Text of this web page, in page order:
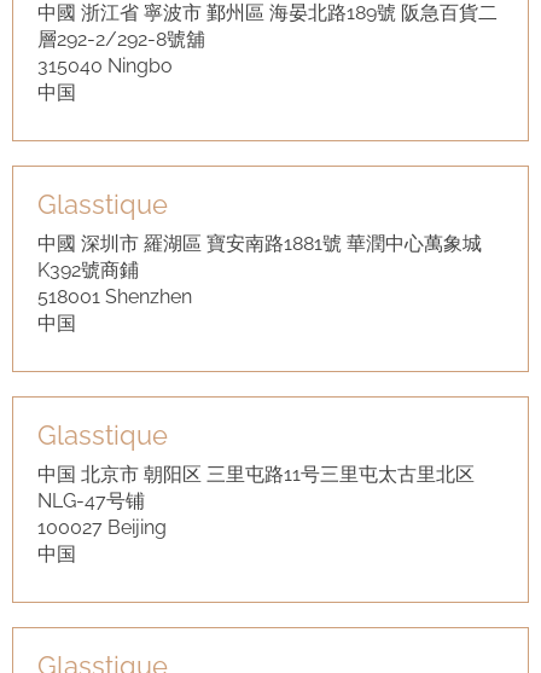
中國 浙江省 寧波市 鄞州區 海晏北路189號 阪急百貨二
層292-2/292-8號舖
315040 Ningbo
中国
Glasstique
中國 深圳市 羅湖區 寶安南路1881號 華潤中心萬象城
K392號商鋪
518001 Shenzhen
中国
Glasstique
中国 北京市 朝阳区 三里屯路11号三里屯太古里北区
NLG-47号铺
100027 Beijing
中国
Glasstique